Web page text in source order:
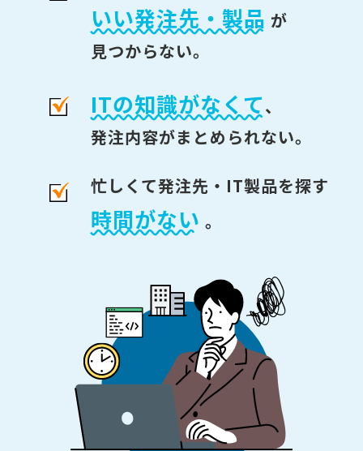
いい発注先・製品 が
見つからない。
ITの知識がなくて、
発注内容がまとめられない。
忙しくて発注先・IT製品を探す
時間がない 。